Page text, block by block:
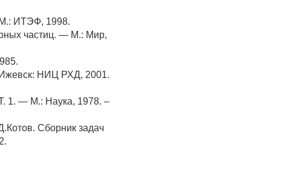
ИТЭФ, 1998.
частиц. — М.: Мир,
НИЦ РХД, 2001.
1. — М.: Наука, 1978. –
Сборник задач